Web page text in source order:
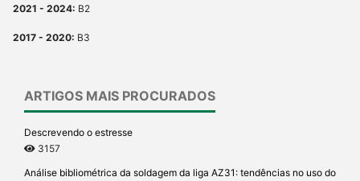
2021 - 2024: B2
2017 - 2020: B3
ARTIGOS MAIS PROCURADOS
Descrevendo o estresse
3157
Análise bibliométrica da soldagem da liga AZ31: tendências no uso do